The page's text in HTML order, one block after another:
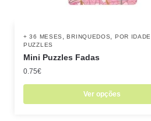
+ 36 MESES ,BRINQUEDOS POR IDADE
PUZZLES
Mini Puzzles Fadas
0.75€
Ver opções